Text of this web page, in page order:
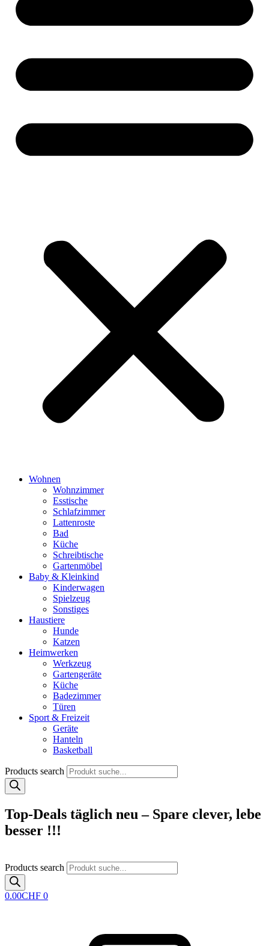
Wohnen
Wohnzimmer
Esstische
Schlafzimmer
Lattenroste
Bad
Küche
Schreibtische
Gartenmöbel
Baby & Kleinkind
Kinderwagen
Spielzeug
Sonstiges
Haustiere
Hunde
Katzen
Heimwerken
Werkzeug
Gartengeräte
Küche
Badezimmer
Türen
Sport & Freizeit
Geräte
Hanteln
Basketball
Products search
Top-Deals täglich neu – Spare clever, lebe
besser !!!
Products search
0.00CHF 0